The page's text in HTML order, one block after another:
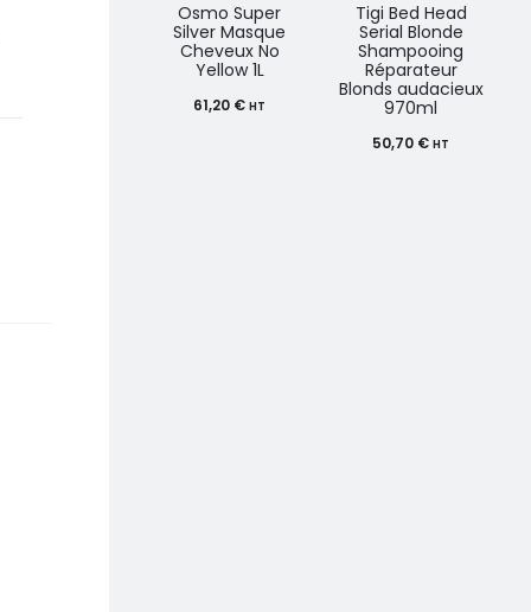
Osmo Super
Silver Masque
Cheveux No
Yellow 1L
61,20 € HT
Tigi Bed Head
Serial Blonde
Shampooing
Réparateur
Blonds audacieux
970ml
50,70 € HT